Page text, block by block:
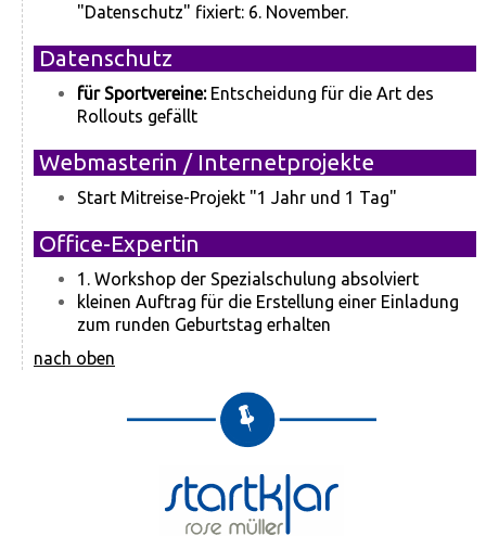
"Datenschutz" fixiert: 6. November.
Datenschutz
für Sportvereine:Entscheidung für die Art des
Rollouts gefällt
Webmasterin / Internetprojekte
Start Mitreise-Projekt "1 Jahr und 1 Tag"
Office-Expertin
1. Workshop der Spezialschulung absolviert
kleinen Auftrag für die Erstellung einer Einladung
zum runden Geburtstag erhalten
nach oben